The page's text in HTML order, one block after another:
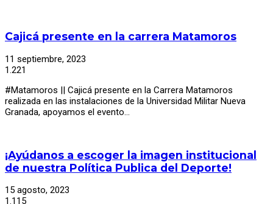
Cajicá presente en la carrera Matamoros
11 septiembre, 2023
1.221
#Matamoros || Cajicá presente en la Carrera Matamoros
realizada en las instalaciones de la Universidad Militar Nueva
Granada, apoyamos el evento…
¡Ayúdanos a escoger la imagen institucional
de nuestra Política Publica del Deporte!
15 agosto, 2023
1.115